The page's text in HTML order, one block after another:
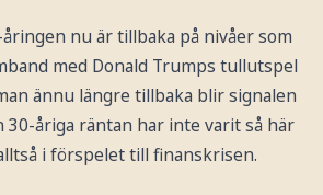
nu är till­baka på nivåer som
med Donald Trumps tullutspel
ännu längre tillbaka blir signalen
30-åriga räntan har inte varit så här
i förspelet till finanskrisen.